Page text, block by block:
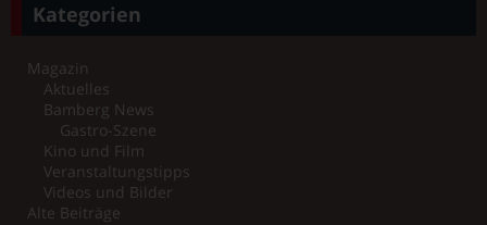
Kategorien
Magazin
Aktuelles
Bamberg News
Gastro-Szene
Kino und Film
Veranstaltungstipps
Videos und Bilder
Alte Beiträge